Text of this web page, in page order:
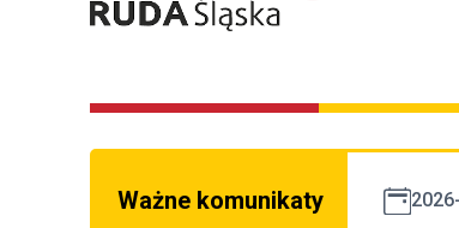
Ważne komunikaty